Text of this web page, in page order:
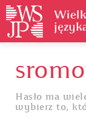
Hasło ma
wybierz to,